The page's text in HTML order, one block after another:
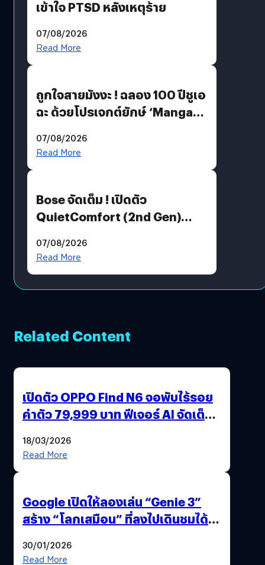
เข้าใจ PTSD หลังเหตุร้าย
07/08/2026
Read More
ถูกใจสายมังงะ ! ฉลอง 100 ปีชูเอ
ฉะ ด้วยโปรเจกต์ยักษ์ ‘Manga
มีภาษาไทยด้วย
07/08/2026
Read More
Bose จัดเต็ม ! เปิดตัว
QuietComfort (2nd Gen)
07/08/2026
Read More
Related Content
เปิดตัว OPPO Find N6 จอพับไร้รอย
ค่าตัว 79,999 บาท ฟีเจอร์ AI จัดเต็ม
18/03/2026
Read More
Google เปิดให้ลองเล่น “Genie 3”
สร้าง “โลกเสมือน” ที่ลงไปเดินชมได้
30/01/2026
Read More